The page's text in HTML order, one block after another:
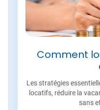
Comment
Les stratégies
locatifs, réduire la
sans